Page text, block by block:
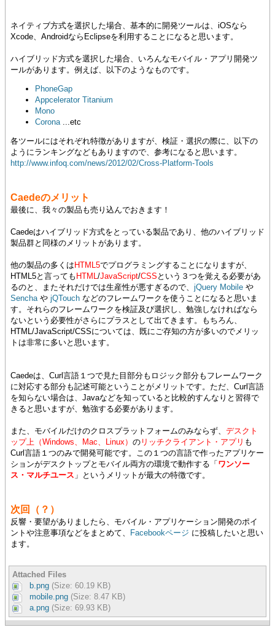
ネイティブ方式を選択した場合、基本的に開発ツールは、iOSなら
Xcode、AndroidならEclipseを利用することになると思います。
ハイブリッド方式を選択した場合、いろんなモバイル・アプリ開発ツ
ールがあります。例えば、以下のようなものです。
PhoneGap
Appcelerator Titanium
Mono
Corona ...etc
各ツールにはそれぞれ特徴がありますが、検証・選択の際に、以下の
ようにランキングなどもありますので、参考になると思います。
http://www.infoq.com/news/2012/02/Cross-Platform-Tools
Caedeのメリット
最後に、我々の製品も売り込んでおきます！
Caedeはハイブリッド方式をとっている製品であり、他のハイブリッド
製品群と同様のメリットがあります。
他の製品の多くは HTML5でプログラミングすることになりますが、
HTML5と言っても HTML /JavaScript/CSS という３つを覚える必要があ
るのと、またそれだけでは生産性が悪すぎるので、 jQuery Mobile や
Sencha や jQTouch などのフレームワークを使うことになると思いま
す。それらのフレームワークを検証及び選択し、勉強しなければなら
ないという必要性がさらにプラスとして出てきます。もちろん、
HTML/JavaScript/CSSについては、既にご存知の方が多いのでメリッ
トは非常に多いと思います。
Caedeは、Curl言語１つで見た目部分もロジック部分もフレームワーク
に対応する部分も記述可能ということがメリットです。ただ、Curl言語
を知らない場合は、Javaなどを知っていると比較的すんなりと習得で
きると思いますが、勉強する必要があります。
また、モバイルだけのクロスプラットフォームのみならず、 デスクト
ップ上（Windows、Mac、Linux） の リッチクライアント・アプリ も
Curl言語１つのみで開発可能です。この１つの言語で作ったアプリケー
ションがデスクトップとモバイル両方の環境で動作する「 ワンソー
ス・マルチユース 」というメリットが最大の特徴です。
次回（？）
反響・要望がありましたら、モバイル・アプリケーション開発のポイ
ントや注意事項などをまとめて、
Facebookページ に投稿したいと思い
ます。
Attached Files
b.png (Size: 60.19 KB)
mobile.png (Size: 8.47 KB)
a.png (Size: 69.93 KB)